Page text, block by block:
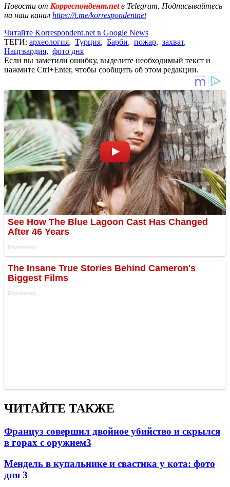
Новости от Корреспондент.netв Telegram. Подписывайтесь
на наш канал https://t.me/korrespondentnet
Читайте Korrespondent.net в Google News
ТЕГИ: археология, Турция, Барби, пожар, захват,
Нацгвардия, фото дня
Если вы заметили ошибку, выделите необходимый текст и
нажмите Ctrl+Enter, чтобы сообщить об этом редакции.
ЧИТАЙТЕ ТАКЖЕ
Француз совершил двойное убийство и скрылся
в горах с оружием3
Мендель в купальнике и свастика у кота: фото
дня 3